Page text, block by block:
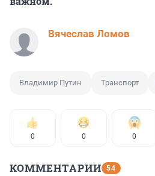
Вячеслав Ломов
Владимир Путин Транспорт
0 0 0
КОММЕНТАРИИ 54